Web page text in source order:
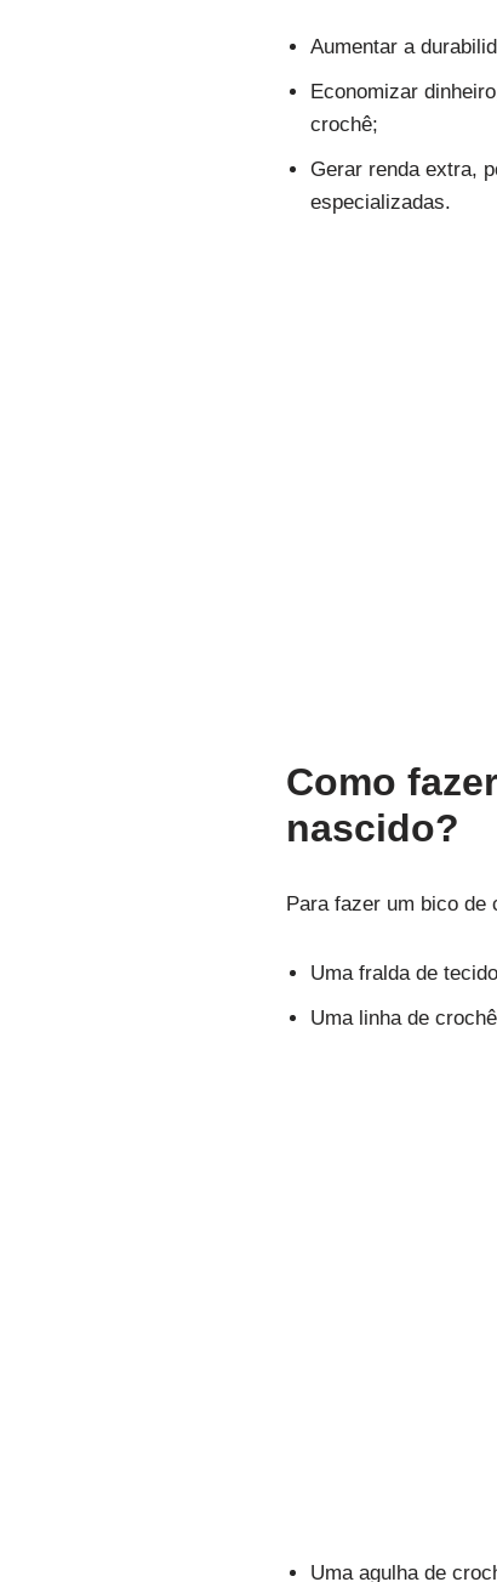
Aumentar a
Economizar
crochê;
Gerar renda extra,
especializadas.
Como
nascido?
Para fazer um bico de
Uma fralda de
Uma linha de
Uma agulha de